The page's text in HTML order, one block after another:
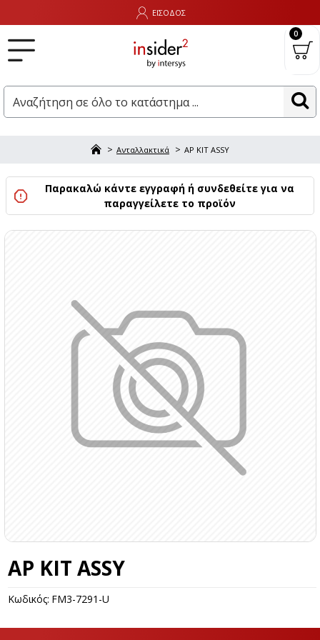
ΕΙΣΟΔΟΣ
0
Ανταλλακτικά AP KIT ASSY
Παρακαλώ κάντε εγγραφή ή συνδεθείτε για να
παραγγείλετε το προϊόν
AP KIT ASSY
Κωδικός: FM3-7291-U